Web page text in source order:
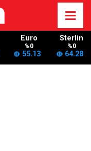
Euro
%0
55.13
Sterlin
%0
64.28